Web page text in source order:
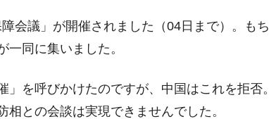
の過剰生産が世界を蝕む。
1人当たり賠償10万ウォンを認定 ⇒ 総額3兆7,000億
会議」が開催されました（04日まで）。もち
同に集いました。
を呼びかけたのですが、中国はこれを拒否。
との会談は実現できませんでした。